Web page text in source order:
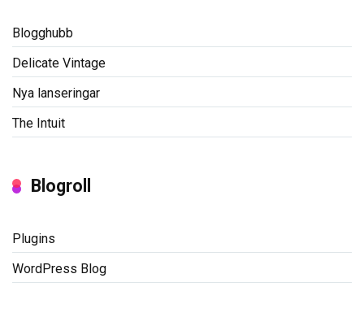
Blogghubb
Delicate Vintage
Nya lanseringar
The Intuit
Blogroll
Plugins
WordPress Blog